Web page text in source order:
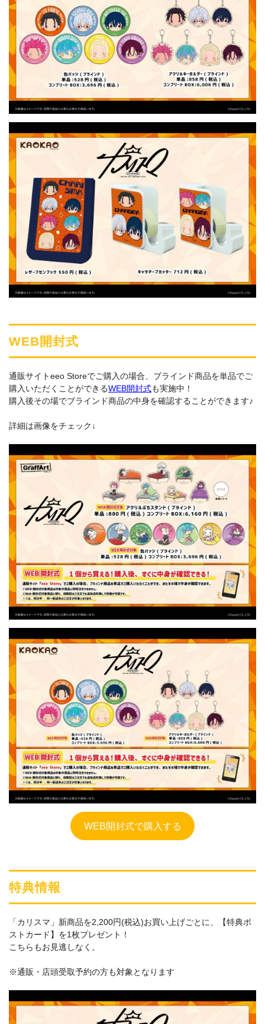
WEB開封式
通販サイトeeo Storeでご購入の場合、ブラインド商品を単品でご
購入いただくことができるWEB開封式も実施中！
購入後その場でブラインド商品の中身を確認することができます♪
詳細は画像をチェック↓
WEB開封式で購入する
特典情報
「カリスマ」新商品を2,200円(税込)お買い上げごとに、【特典ポ
ストカード】を1枚プレゼント！
こちらもお見逃しなく。
※通販・店頭受取予約の方も対象となります